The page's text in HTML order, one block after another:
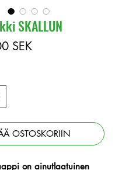
SKALLUN
SEKHinta
OSTOSKORIIN
on ainutlaatuinen